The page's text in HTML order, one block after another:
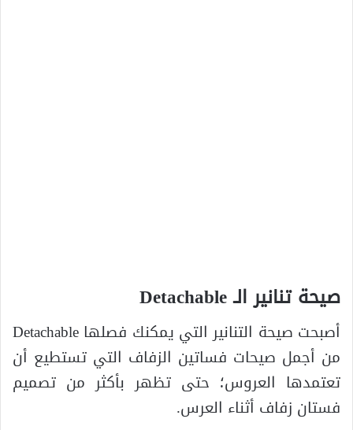
صيحة تنانير الـ Detachable
أصبحت صيحة التنانير التي يمكنك فصلها Detachable
من أجمل صيحات فساتين الزفاف التي تستطيع أن
تعتمدها العروس؛ حتى تظهر بأكثر من تصميم
فستان زفاف أثناء العرس.